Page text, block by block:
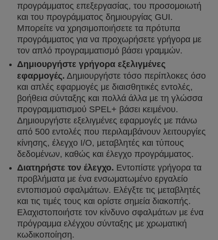
προγράμματος επεξεργασίας, του προσομοιωτή
και του προγράμματος δημιουργίας GUI.
Μπορείτε να χρησιμοποιήσετε τα πρότυπα
προγράμματος για να προχωρήσετε γρήγορα με
τον απλό προγραμματισμό βάσει γραμμών.
Δημιουργήστε γρήγορα εξελιγμένες
εφαρμογές. Δημιουργήστε τόσο περίπλοκες όσο
και απλές εφαρμογές με διαισθητικές εντολές,
βοήθεια σύνταξης και πολλά άλλα με τη γλώσσα
προγραμματισμού SPEL+ βάσει κειμένου.
Δημιουργήστε εξελιγμένες εφαρμογές με πάνω
από 500 εντολές που περιλαμβάνουν λειτουργίες
κίνησης, έλεγχο I/O, μεταβλητές και τύπους
δεδομένων, καθώς και έλεγχο προγράμματος.
Διατηρήστε τον έλεγχο. Εντοπίστε γρήγορα τα
προβλήματα με ένα ενσωματωμένο εργαλείο
εντοπισμού σφαλμάτων. Ελέγξτε τις μεταβλητές
και τις τιμές τους και ορίστε σημεία διακοπής.
Ελαχιστοποιήστε τον κίνδυνο σφαλμάτων με ένα
πρόγραμμα ελέγχου σύνταξης με χρωματική
κωδικοποίηση.